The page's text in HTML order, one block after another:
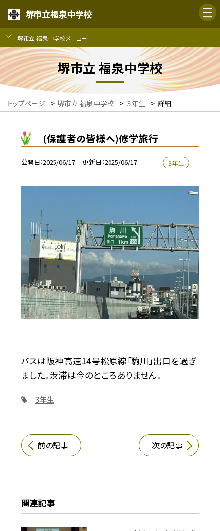
堺市立福泉中学校
堺市立 福泉中学校メニュー
堺市立 福泉中学校
トップページ > 堺市立 福泉中学校 > ３年生 > 詳細
(保護者の皆様へ)修学旅行
公開日 2025/06/17 更新日 2025/06/17 ３年生
バスは阪神高速14号松原線「駒川」出口を過ぎ
ました。渋滞は今のところありません。
3年生
前の記事 次の記事
関連記事